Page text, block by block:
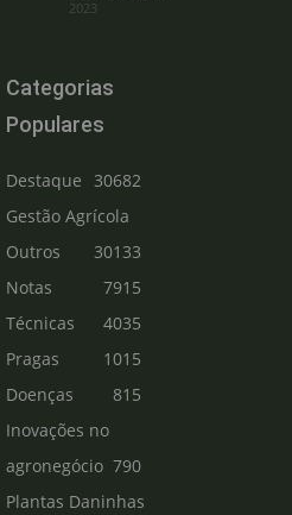
2023
Categorias
Populares
Destaque
30682
Gestão Agrícola
30133
Outros
7915
Notas
Técnicas
4035
Pragas
1015
Doenças
815
Inovações no
agronegócio 790
Plantas Daninhas